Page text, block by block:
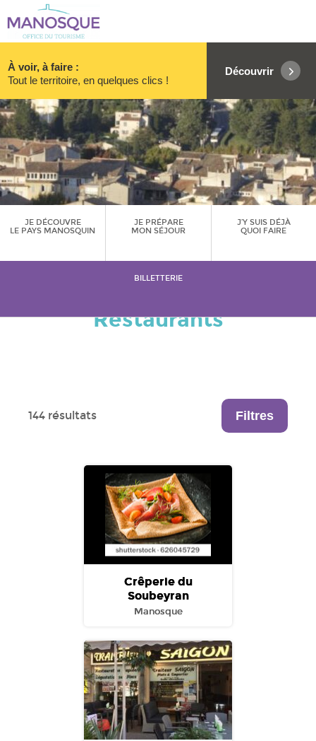
JE DÉCOUVRE
LE PAYS MANOSQUIN
JE PRÉPARE
MON SÉJOUR
J’Y SUIS DÉJÀ
QUOI FAIRE
BILLETTERIE
À voir, à faire :
Tout le territoire, en quelques clics !
Découvrir
Restaurants
144 résultats Filtres
Crêperie du
Soubeyran
Manosque